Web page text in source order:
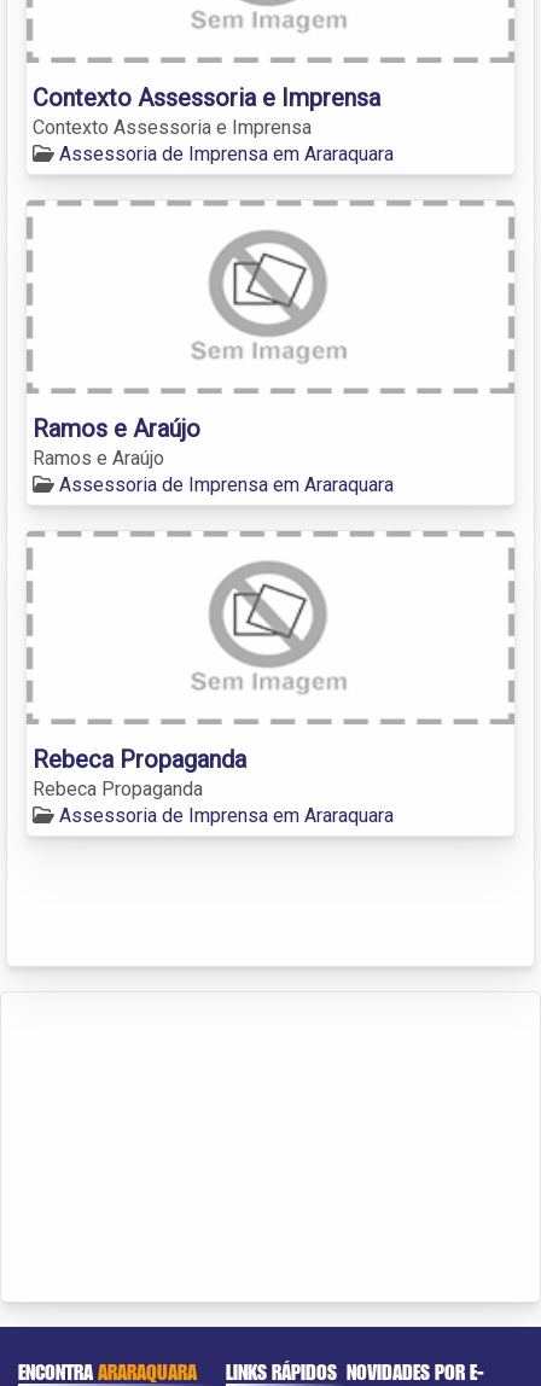
Contexto Assessoria e Imprensa
Contexto Assessoria e Imprensa
Assessoria de Imprensa em Araraquara
Ramos e Araújo
Ramos e Araújo
Assessoria de Imprensa em Araraquara
Rebeca Propaganda
Rebeca Propaganda
Assessoria de Imprensa em Araraquara
ENCONTRAARARAQUARA LINKS RÁPIDOS NOVIDADES POR E-